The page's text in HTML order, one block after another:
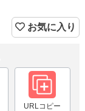
お気に入り
URLコピー